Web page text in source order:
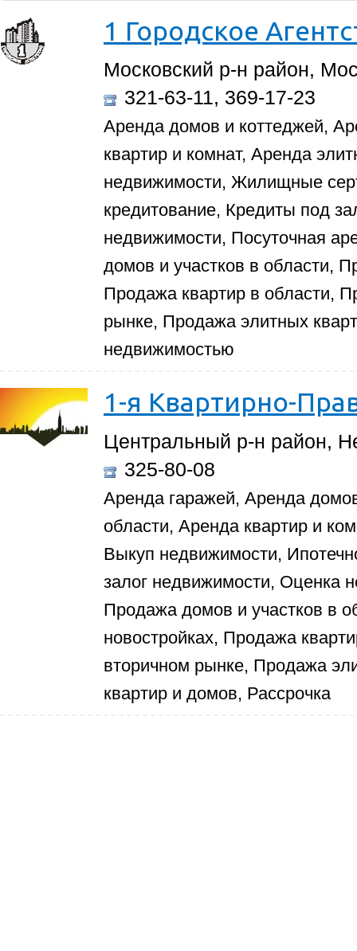
1 Городское
Московский р-н район,
321-63-11, 369-17-23
Аренда домов и коттеджей,
квартир и комнат, Аренда
недвижимости, Жилищные
кредитование, Кредиты под
недвижимости, Посуточная
домов и участков в области,
Продажа квартир в области,
рынке, Продажа элитных
недвижимостью
1-я Квартирно-
Центральный р-н район,
325-80-08
Аренда гаражей, Аренда
области, Аренда квартир и
Выкуп недвижимости,
залог недвижимости, Оценка
Продажа домов и участков в
новостройках, Продажа
вторичном рынке, Продажа
квартир и домов, Рассрочка